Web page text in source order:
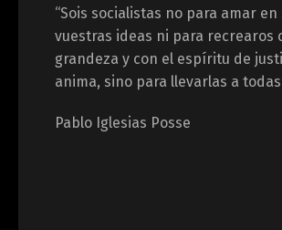
“Sois socialistas no para amar
vuestras ideas ni para recrearos
grandeza y con el espíritu de
anima, sino para llevarlas a
Pablo Iglesias Posse